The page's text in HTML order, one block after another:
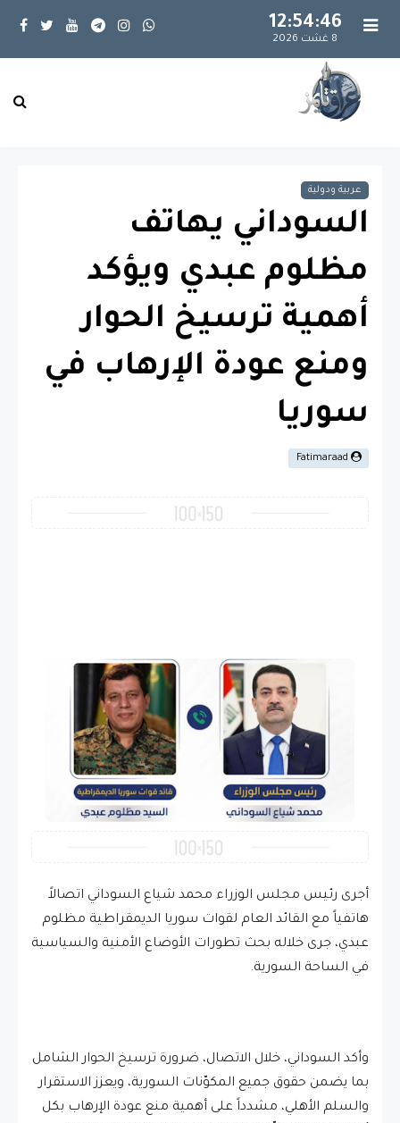
12:54:46
8 غشت 2026
عربية ودولية
السوداني يهاتف
مظلوم عبدي ويؤكد
أهمية ترسيخ الحوار
ومنع عودة الإرهاب في
سوريا
Fatimaraad
أجرى رئيس مجلس الوزراء محمد شياع السوداني اتصالاً
هاتفياً مع القائد العام لقوات سوريا الديمقراطية مظلوم
عبدي، جرى خلاله بحث تطورات الأوضاع الأمنية والسياسية
في الساحة السورية.
وأكد السوداني، خلال الاتصال، ضرورة ترسيخ الحوار الشامل
بما يضمن حقوق جميع المكوّنات السورية، ويعزز الاستقرار
والسلم الأهلي، مشدداً على أهمية منع عودة الإرهاب بكل